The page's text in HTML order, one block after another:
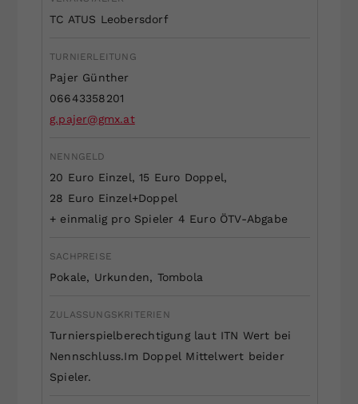
TC ATUS Leobersdorf
TURNIERLEITUNG
Pajer Günther
06643358201
g.pajer@gmx.at
NENNGELD
20 Euro Einzel, 15 Euro Doppel,
28 Euro Einzel+Doppel
+ einmalig pro Spieler 4 Euro ÖTV-Abgabe
SACHPREISE
Pokale, Urkunden, Tombola
ZULASSUNGSKRITERIEN
Turnierspielberechtigung laut ITN Wert bei
Nennschluss.Im Doppel Mittelwert beider
Spieler.
Zweck
Dieser Wert speichert Ihre Consent-
zufällig generierte ID, für die
historische Speicherung Ihrer
Webseiten-Betreiber dies eingestellt
hat.